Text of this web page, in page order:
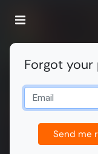
Forgot your
Send me